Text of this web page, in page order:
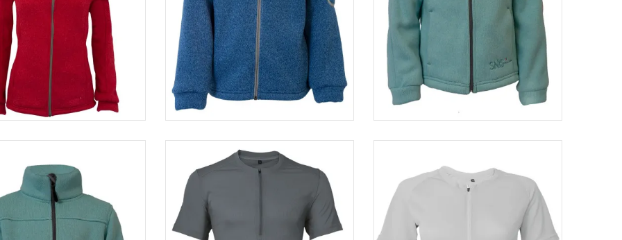
Veste femme NEPTUNE
€ -20% 84,00 €
Veste enfant SAGAN
-20%